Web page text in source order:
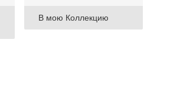
В мою Коллекцию